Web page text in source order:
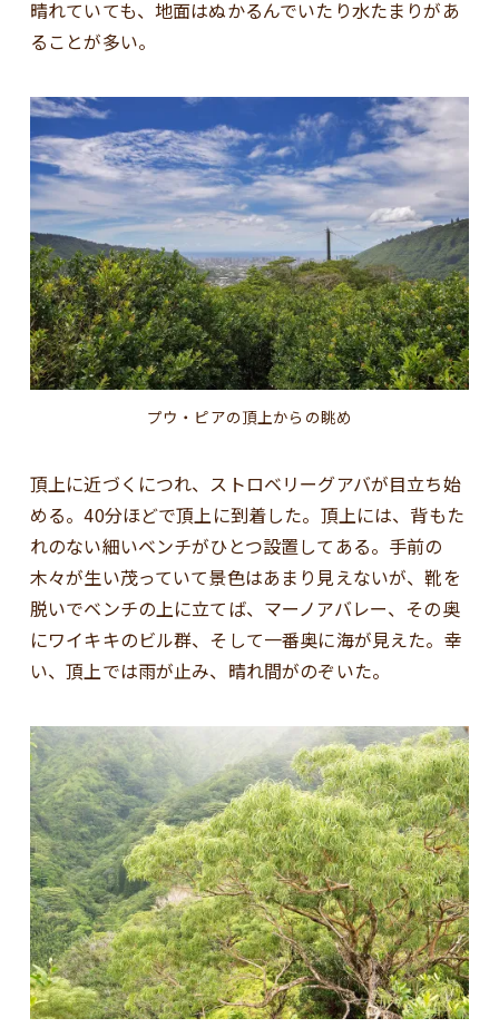
晴れていても、地面はぬかるんでいたり水たまりがあ
ることが多い。
プウ・ピアの頂上からの眺め
頂上に近づくにつれ、ストロベリーグアバが目立ち始
める。40分ほどで頂上に到着した。頂上には、背もた
れのない細いベンチがひとつ設置してある。手前の
木々が生い茂っていて景色はあまり見えないが、靴を
脱いでベンチの上に立てば、マーノアバレー、その奥
にワイキキのビル群、そして一番奥に海が見えた。幸
い、頂上では雨が止み、晴れ間がのぞいた。